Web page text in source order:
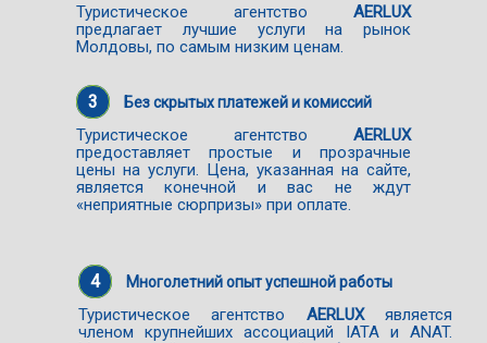
Туристическое агентство AERLUX
предлагает лучшие услуги на рынок
Молдовы, по самым низким ценам.
3 Без скрытых платежей и комиссий
Туристическое агентство AERLUX
предоставляет простые и прозрачные
цены на услуги. Цена, указанная на сайте,
является конечной и вас не ждут
«неприятные сюрпризы» при оплате.
4 Многолетний опыт успешной работы
Туристическое агентство AERLUXявляется
членом крупнейших ассоциаций IATA и ANAT.